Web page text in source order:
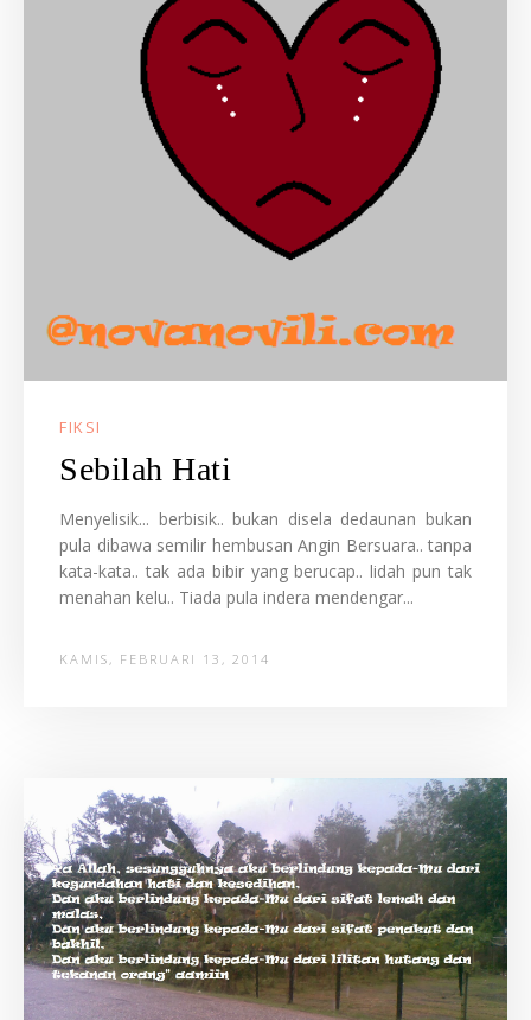
FIKSI
Sebilah Hati
Menyelisik... berbisik.. bukan disela dedaunan bukan
pula dibawa semilir hembusan Angin Bersuara.. tanpa
kata-kata.. tak ada bibir yang berucap.. lidah pun tak
menahan kelu.. Tiada pula indera mendengar...
KAMIS, FEBRUARI 13, 2014